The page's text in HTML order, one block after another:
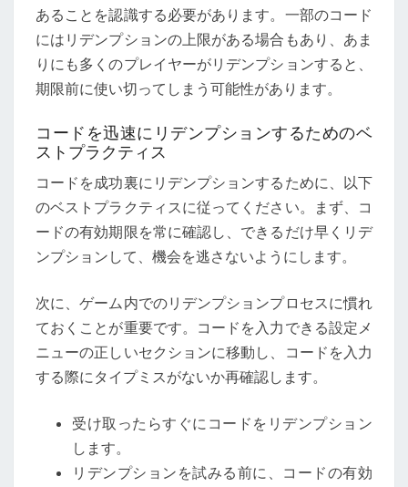
あることを認識する必要があります。一部のコード
にはリデンプションの上限がある場合もあり、あま
りにも多くのプレイヤーがリデンプションすると、
期限前に使い切ってしまう可能性があります。
コードを迅速にリデンプションするためのベ
ストプラクティス
コードを成功裏にリデンプションするために、以下
のベストプラクティスに従ってください。まず、コ
ードの有効期限を常に確認し、できるだけ早くリデ
ンプションして、機会を逃さないようにします。
次に、ゲーム内でのリデンプションプロセスに慣れ
ておくことが重要です。コードを入力できる設定メ
ニューの正しいセクションに移動し、コードを入力
する際にタイプミスがないか再確認します。
受け取ったらすぐにコードをリデンプション
します。
リデンプションを試みる前に、コードの有効